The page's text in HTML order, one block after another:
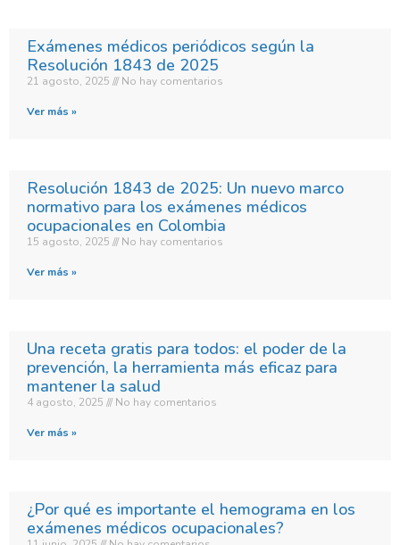
Exámenes médicos periódicos según la
Resolución 1843 de 2025
21 agosto, 2025 No hay comentarios
Ver más »
Resolución 1843 de 2025: Un nuevo marco
normativo para los exámenes médicos
ocupacionales en Colombia
15 agosto, 2025 No hay comentarios
Ver más »
Una receta gratis para todos: el poder de la
prevención, la herramienta más eficaz para
mantener la salud
4 agosto, 2025 No hay comentarios
Ver más »
¿Por qué es importante el hemograma en los
exámenes médicos ocupacionales?